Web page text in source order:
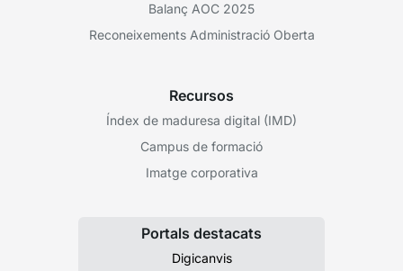
Balanç AOC 2025
Reconeixements Administració Oberta
Recursos
Índex de maduresa digital (IMD)
Campus de formació
Imatge corporativa
Portals destacats
Digicanvis